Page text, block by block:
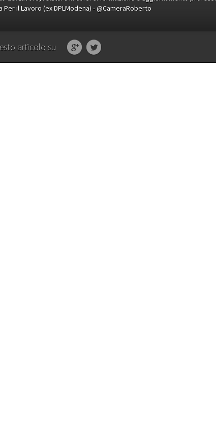
il Lavoro (ex DPLModena) - @CameraRoberto
articolo su